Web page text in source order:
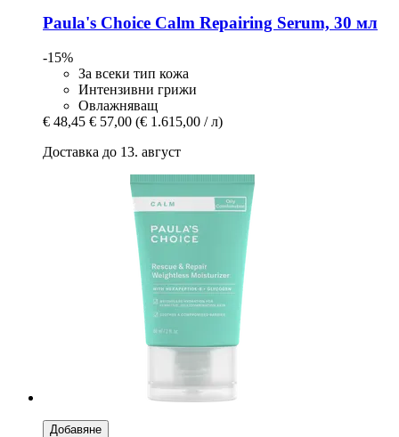
Paula's Choice Calm Repairing Serum, 30 мл
-15%
За всеки тип кожа
Интензивни грижи
Овлажняващ
€ 48,45 € 57,00 (€ 1.615,00 / л)
Доставка до 13. август
Добавяне